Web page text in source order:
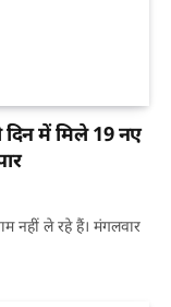
दिन में मिले 19 नए
नहीं ले रहे हैं। मंगलवार